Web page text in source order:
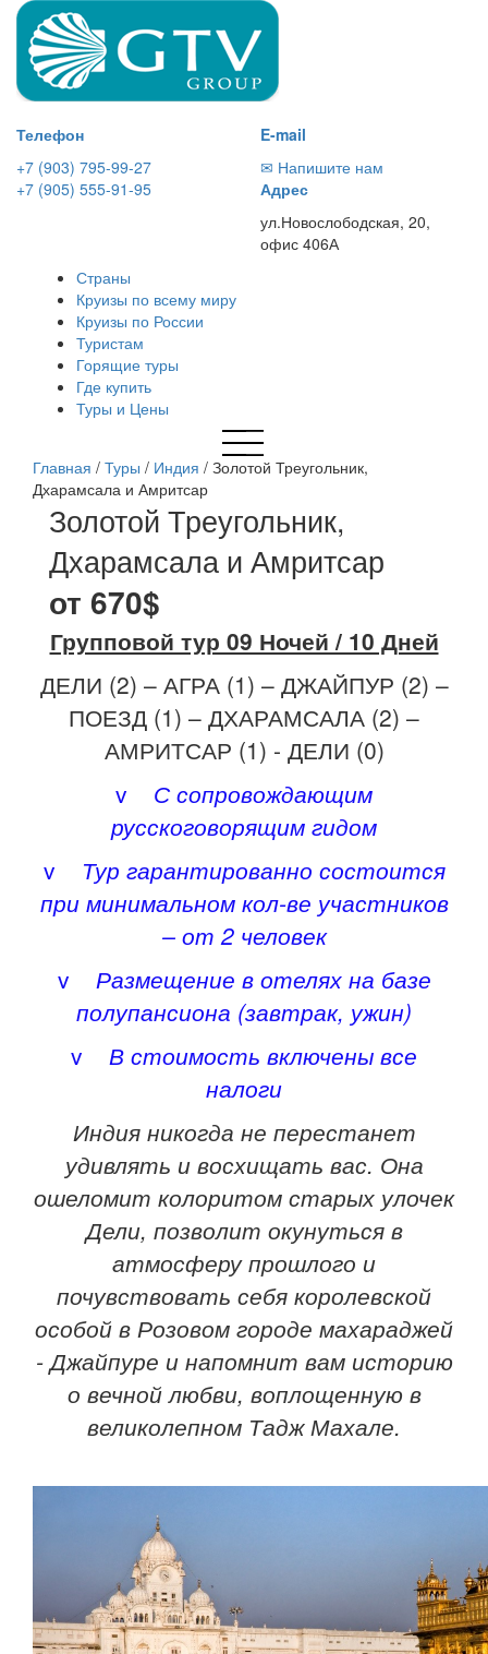
Телефон
+7 (903) 795-99-27
+7 (905) 555-91-95
E-mail
✉ Напишите нам
Адрес
ул.Новослободская, 20,
офис 406А
Страны
Круизы по всему миру
Круизы по России
Туристам
Горящие туры
Где купить
Туры и Цены
Главная / Туры / Индия / Золотой Треугольник,
Дхарамсала и Амритсар
Золотой Треугольник,
Дхарамсала и Амритсар
от 670$
Групповой тур 09 Ночей / 10 Дней
ДЕЛИ (2) – АГРА (1) – ДЖАЙПУР (2) –
ПОЕЗД (1) – ДХАРАМСАЛА (2) –
АМРИТСАР (1) - ДЕЛИ (0)
v С сопровождающим
русскоговорящим гидом
v Тур гарантированно состоится
при минимальном кол-ве участников
– от 2 человек
v Размещение в отелях на базе
полупансиона (завтрак, ужин)
v В стоимость включены все
налоги
Индия никогда не перестанет
удивлять и восхищать вас. Она
ошеломит колоритом старых улочек
Дели, позволит окунуться в
атмосферу прошлого и
почувствовать себя королевской
особой в Розовом городе махараджей
- Джайпуре и напомнит вам историю
о вечной любви, воплощенную в
великолепном Тадж Махале.